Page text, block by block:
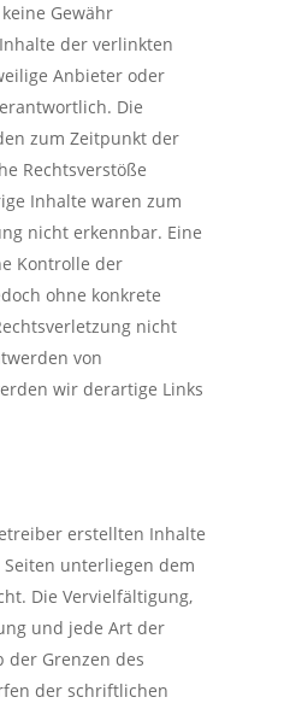
Gewähr
der verlinkten
Anbieter oder
Die
zum Zeitpunkt der
Rechtsverstöße
Inhalte waren zum
nicht erkennbar. Eine
Kontrolle der
ohne konkrete
nicht
von
wir derartige Links
erstellten Inhalte
unterliegen dem
Die Vervielfältigung,
und jede Art der
der Grenzen des
der schriftlichen